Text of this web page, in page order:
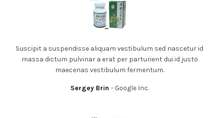
Suscipit a suspendisse aliquam vestibulum sed nascetur id
massa dictum pulvinar a erat per parturient dui id justo
maecenas vestibulum fermentum.
Sergey Brin Google Inc.